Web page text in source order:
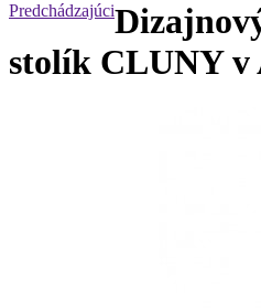
Predchádzajúci
stolík CLUNY v